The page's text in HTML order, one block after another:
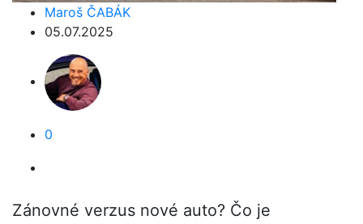
Maroš ČABÁK
05.07.2025
0
Zánovné verzus nové auto? Čo je